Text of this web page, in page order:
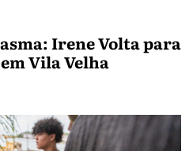
Irene Volta para
Vila Velha